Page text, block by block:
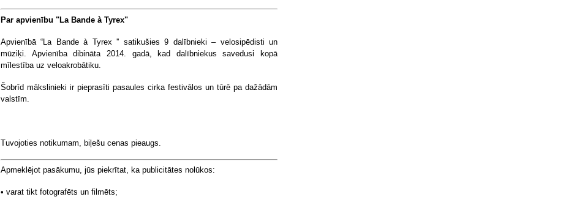
Par apvienību "La Bande à Tyrex"
Apvienībā “La Bande à Tyrex '' satikušies 9 dalībnieki – velosipēdisti un
mūziķi. ​Apvienība dibināta 2014. gadā, kad dalībniekus savedusi kopā
mīlestība uz veloakrobātiku.
Šobrīd mākslinieki ir pieprasīti pasaules cirka festivālos un tūrē pa dažādām
valstīm.
Tuvojoties notikumam, biļešu cenas pieaugs.
Apmeklējot pasākumu, jūs piekrītat, ka publicitātes nolūkos:
• varat tikt fotografēts un filmēts;